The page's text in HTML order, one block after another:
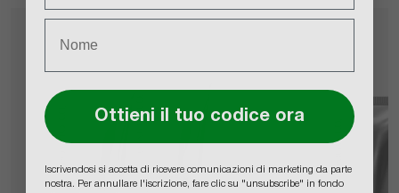
Ottieni il tuo codice ora
Iscrivendosi si accetta di ricevere comunicazioni di marketing da parte
nostra. Per annullare l'iscrizione, fare clic su "unsubscribe" in fondo